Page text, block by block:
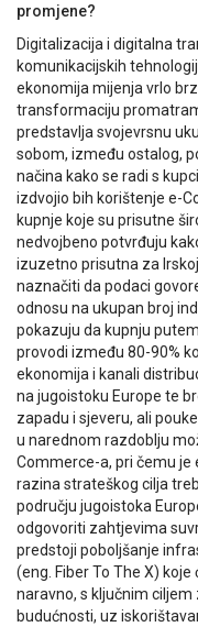
promjene?
Digitalizacija i digitalna
komunikacijskih
ekonomija mijenja vrlo
transformaciju
predstavlja svojevrsnu
sobom, između ostalog,
načina kako se radi s
izdvojio bih korištenje e-
kupnje koje su prisutne
nedvojbeno potvrđuju
izuzetno prisutna za
naznačiti da podaci
odnosu na ukupan broj
pokazuju da kupnju
provodi između 80-90%
ekonomija i kanali
na jugoistoku Europe te
zapadu i sjeveru, ali
u narednom razdoblju
Commerce-a, pri čemu
razina strateškog cilja
području jugoistoka
odgovoriti zahtjevima
predstoji poboljšanje
(eng. Fiber To The X)
naravno, s ključnim
budućnosti, uz